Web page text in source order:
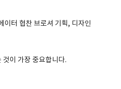
이터 협찬 브로셔 기획, 디자인
이 가장 중요합니다.